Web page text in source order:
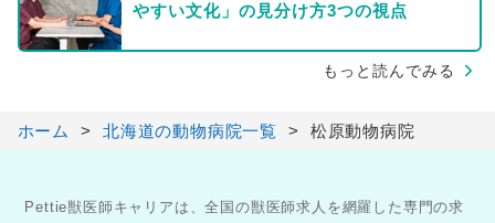
やすい文化」の見分け方3つの視点
もっと読んでみる
ホーム 北海道の動物病院一覧 松原動物病院
Pettie獣医師キャリアは、全国の獣医師求人を網羅した専門の求